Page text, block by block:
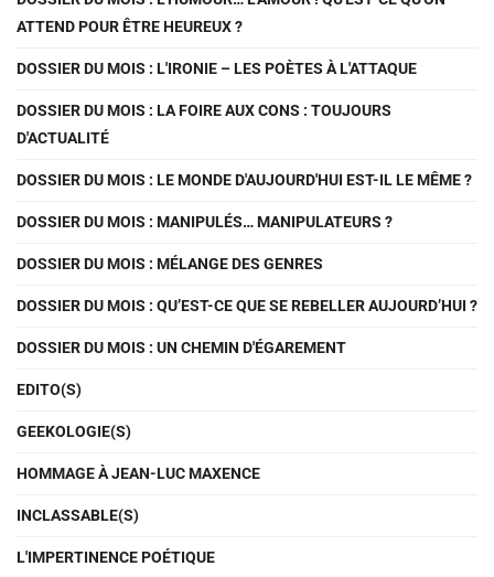
ATTEND POUR ÊTRE HEUREUX ?
DOSSIER DU MOIS : L'IRONIE – LES POÈTES À L'ATTAQUE
DOSSIER DU MOIS : LA FOIRE AUX CONS : TOUJOURS
D'ACTUALITÉ
DOSSIER DU MOIS : LE MONDE D'AUJOURD'HUI EST-IL LE MÊME ?
DOSSIER DU MOIS : MANIPULÉS… MANIPULATEURS ?
DOSSIER DU MOIS : MÉLANGE DES GENRES
DOSSIER DU MOIS : QU’EST-CE QUE SE REBELLER AUJOURD’HUI ?
DOSSIER DU MOIS : UN CHEMIN D'ÉGAREMENT
EDITO(S)
GEEKOLOGIE(S)
HOMMAGE À JEAN-LUC MAXENCE
INCLASSABLE(S)
L'IMPERTINENCE POÉTIQUE